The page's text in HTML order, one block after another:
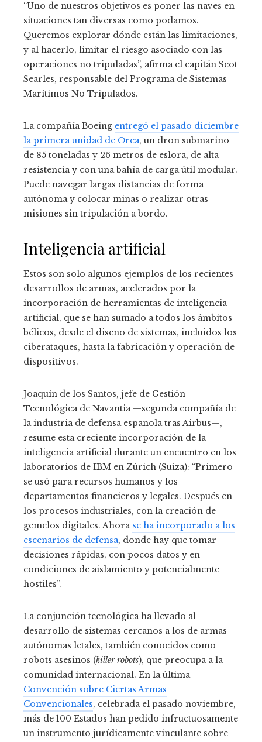
“Uno de nuestros objetivos es poner las naves en
situaciones tan diversas como podamos.
Queremos explorar dónde están las limitaciones,
y al hacerlo, limitar el riesgo asociado con las
operaciones no tripuladas”, afirma el capitán Scot
Searles, responsable del Programa de Sistemas
Marítimos No Tripulados.
La compañía Boeing entregó el pasado diciembre
la primera unidad de Orca, un dron submarino
de 85 toneladas y 26 metros de eslora, de alta
resistencia y con una bahía de carga útil modular.
Puede navegar largas distancias de forma
autónoma y colocar minas o realizar otras
misiones sin tripulación a bordo.
Inteligencia artificial
Estos son solo algunos ejemplos de los recientes
desarrollos de armas, acelerados por la
incorporación de herramientas de inteligencia
artificial, que se han sumado a todos los ámbitos
bélicos, desde el diseño de sistemas, incluidos los
ciberataques, hasta la fabricación y operación de
dispositivos.
Joaquín de los Santos, jefe de Gestión
Tecnológica de Navantia —segunda compañía de
la industria de defensa española tras Airbus—,
resume esta creciente incorporación de la
inteligencia artificial durante un encuentro en los
laboratorios de IBM en Zúrich (Suiza): “Primero
se usó para recursos humanos y los
departamentos financieros y legales. Después en
los procesos industriales, con la creación de
gemelos digitales. Ahora se ha incorporado a los
escenarios de defensa, donde hay que tomar
decisiones rápidas, con pocos datos y en
condiciones de aislamiento y potencialmente
hostiles”.
La conjunción tecnológica ha llevado al
desarrollo de sistemas cercanos a los de armas
autónomas letales, también conocidos como
robots asesinos (killer robots), que preocupa a la
comunidad internacional. En la última
Convención sobre Ciertas Armas
Convencionales, celebrada el pasado noviembre,
más de 100 Estados han pedido infructuosamente
un instrumento jurídicamente vinculante sobre